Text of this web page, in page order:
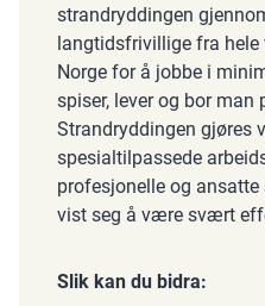
strandryddingen
langtidsfrivillige fra hele
Norge for å jobbe i
spiser, lever og bor man
Strandryddingen gjøres
spesialtilpassede
profesjonelle og
vist seg å være svært
Slik kan du bidra: